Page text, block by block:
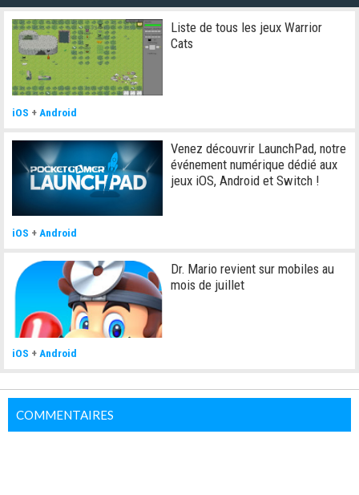
Liste de tous les jeux Warrior
Cats
iOS + Android
Venez découvrir LaunchPad, notre
événement numérique dédié aux
jeux iOS, Android et Switch !
iOS + Android
Dr. Mario revient sur mobiles au
mois de juillet
iOS + Android
COMMENTAIRES